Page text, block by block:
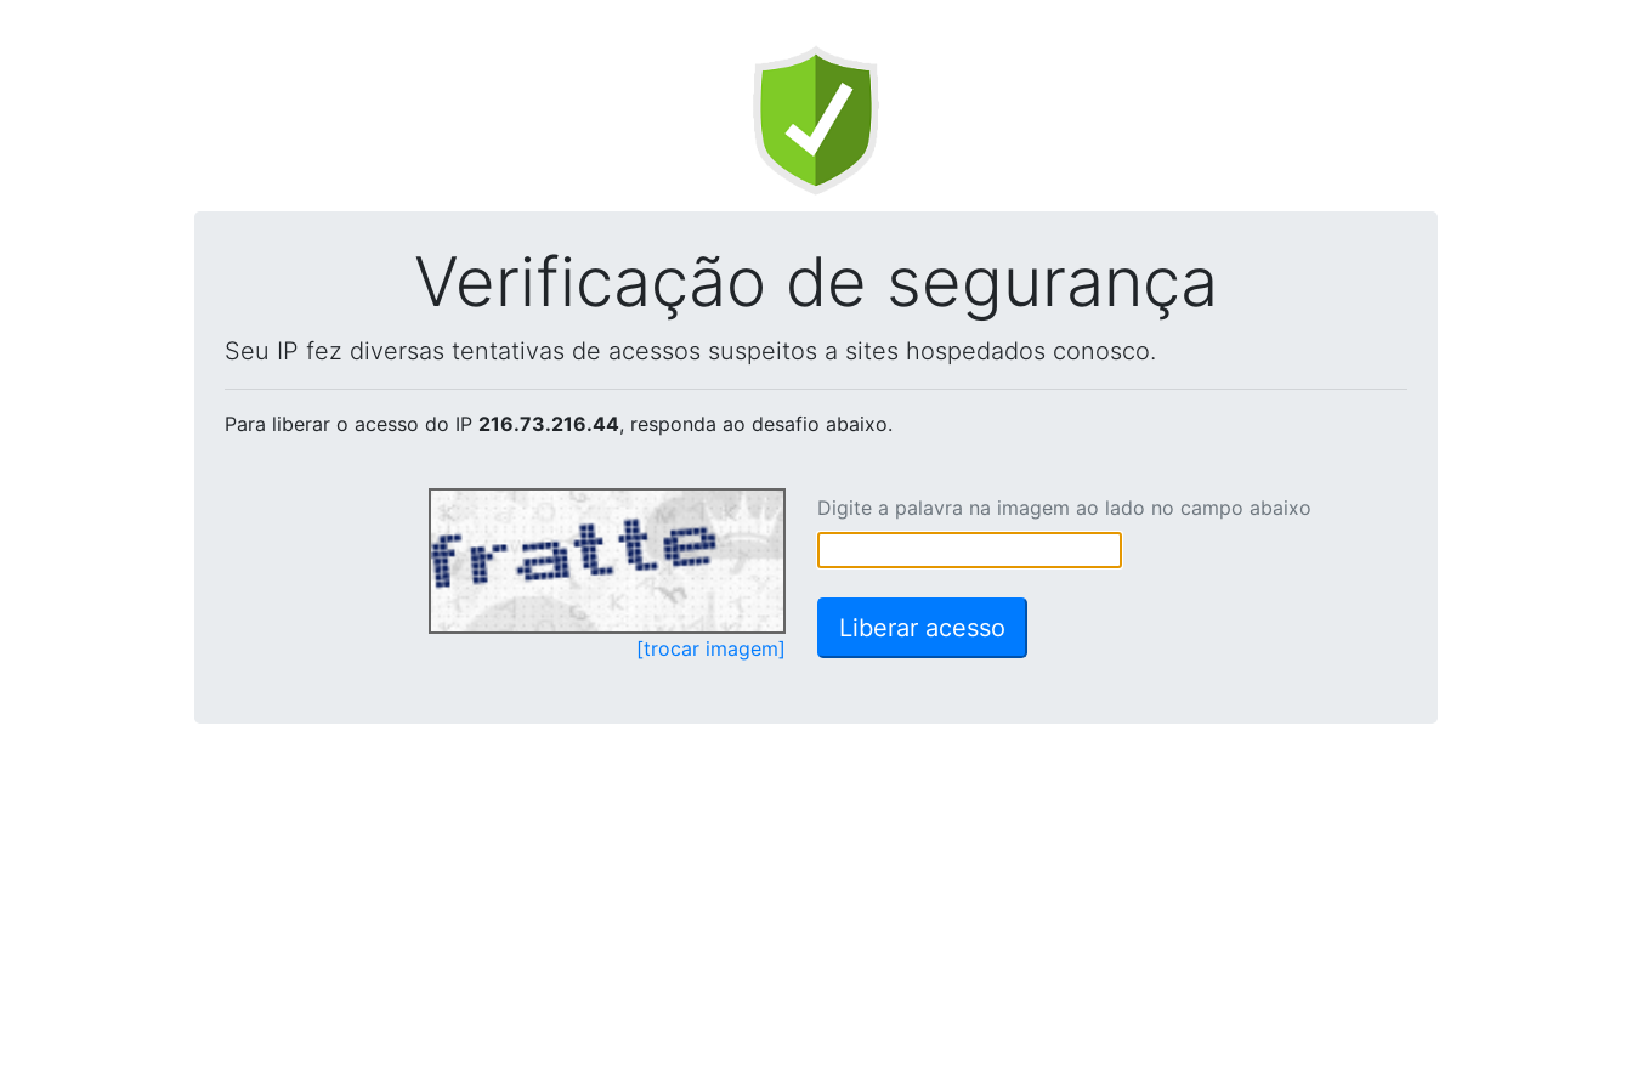
Verificação de segurança
Seu IP fez diversas tentativas de acessos suspeitos a sites hospedados conosco.
Para liberar o acesso do IP 216.73.216.44, responda ao desafio abaixo.
[trocar imagem]
Digite a palavra na imagem ao lado no campo abaixo